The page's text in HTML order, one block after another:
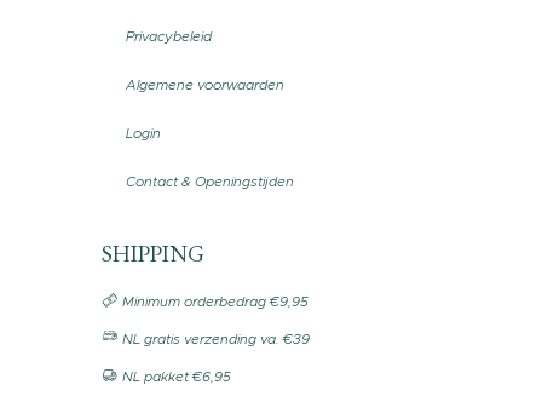
Privacybeleid
Algemene voorwaarden
Login
Contact & Openingstijden
SHIPPING
Minimum orderbedrag €9,95
NL gratis verzending va. €39
NL pakket €6,95